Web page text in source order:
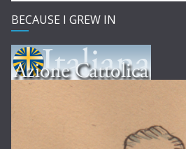
BECAUSE I GREW IN